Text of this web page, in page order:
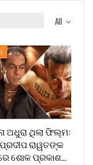
All
ଅଧୁରା ଥିଲା ଫିଲ୍ମ:
ରାୱତଙ୍କ
ଶୋକ ପ୍ରକାଶ…